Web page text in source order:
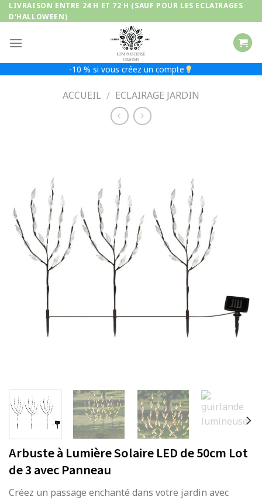
Passer
au
LIVRAISON ENTRE 24 H ET 72 H (SAUF POUR LES ECLAIRAGES
D'HALLOWEEN)
-10 % si vous créez un compte
ACCUEIL / ECLAIRAGE JARDIN
Arbuste à Lumière Solaire LED de 50cm Lot
de 3 avec Panneau
Créez un passage enchanté dans votre jardin avec